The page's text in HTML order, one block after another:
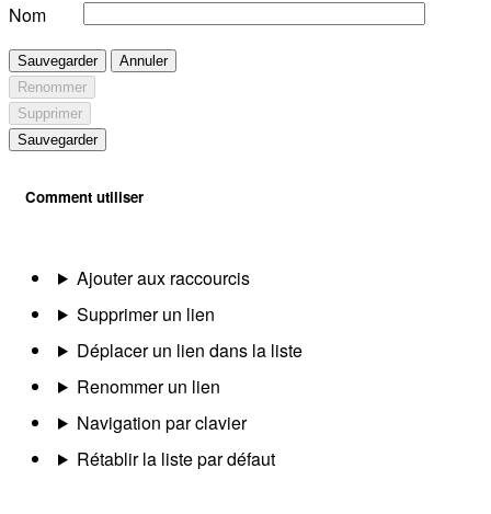
Nom
Sauvegarder
Annuler
Renommer
Supprimer
Sauvegarder
Comment utiliser
Ajouter aux raccourcis
Supprimer un lien
Déplacer un lien dans la liste
Renommer un lien
Navigation par clavier
Rétablir la liste par défaut